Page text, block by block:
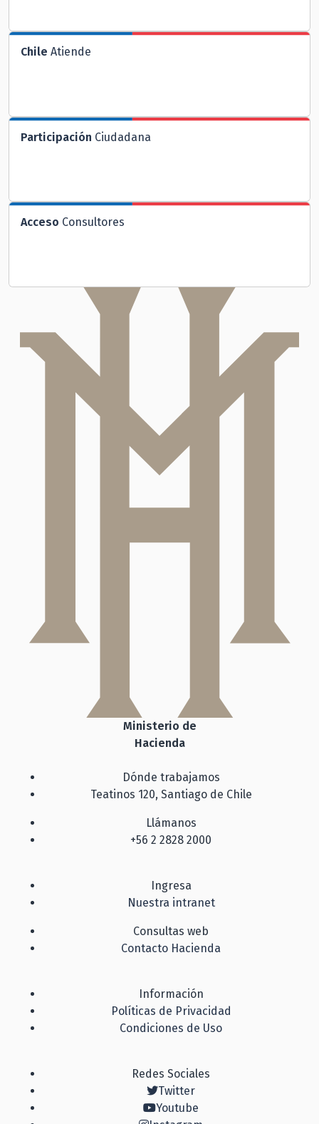
Chile Atiende
Participación Ciudadana
Acceso Consultores
Ministerio de
Hacienda
Dónde trabajamos
Teatinos 120, Santiago de Chile
Llámanos
+56 2 2828 2000
Ingresa
Nuestra intranet
Consultas web
Contacto Hacienda
Información
Políticas de Privacidad
Condiciones de Uso
Redes Sociales
Twitter
Youtube